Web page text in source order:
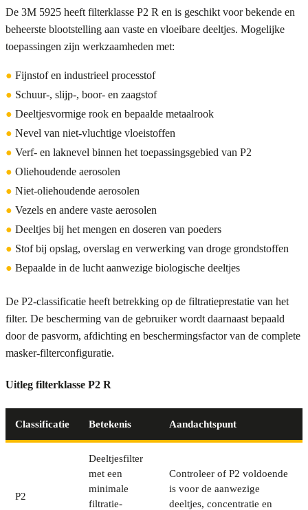
De 3M 5925 heeft filterklasse P2 R en is geschikt voor bekende en
beheerste blootstelling aan vaste en vloeibare deeltjes. Mogelijke
toepassingen zijn werkzaamheden met:
● Fijnstof en industrieel processtof
● Schuur-, slijp-, boor- en zaagstof
● Deeltjesvormige rook en bepaalde metaalrook
● Nevel van niet-vluchtige vloeistoffen
● Verf- en laknevel binnen het toepassingsgebied van P2
● Oliehoudende aerosolen
● Niet-oliehoudende aerosolen
● Vezels en andere vaste aerosolen
● Deeltjes bij het mengen en doseren van poeders
● Stof bij opslag, overslag en verwerking van droge grondstoffen
● Bepaalde in de lucht aanwezige biologische deeltjes
De P2-classificatie heeft betrekking op de filtratieprestatie van het
filter. De bescherming van de gebruiker wordt daarnaast bepaald
door de pasvorm, afdichting en beschermingsfactor van de complete
masker-filterconfiguratie.
Uitleg filterklasse P2 R
Classificatie Betekenis Aandachtspunt
P2
Deeltjesfilter
met een
minimale
filtratie-
Controleer of P2 voldoende
is voor de aanwezige
deeltjes, concentratie en